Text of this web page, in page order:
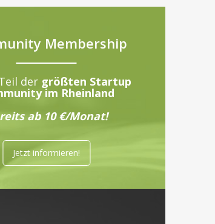
Membership
der größten Startup
im Rheinland
ab 10 €/Monat!
Jetzt informieren!